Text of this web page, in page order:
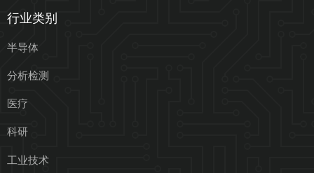
行业类别
半导体
分析检测
医疗
科研
工业技术